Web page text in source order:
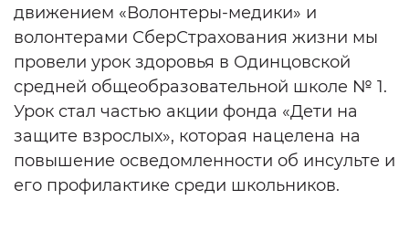
движением «Волонтеры-медики» и
волонтерами СберСтрахования жизни мы
провели урок здоровья в Одинцовской
средней общеобразовательной школе № 1.
Урок стал частью акции фонда «Дети на
защите взрослых», которая нацелена на
повышение осведомленности об инсульте и
его профилактике среди школьников.